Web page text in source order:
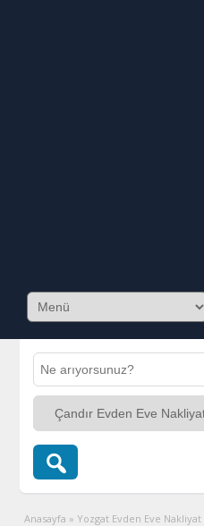
Anasayfa » Yozgat Evden Eve Nakliyat